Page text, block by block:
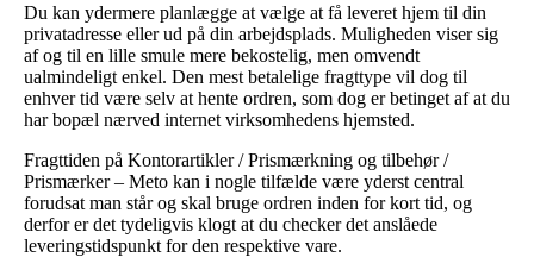
Du kan ydermere planlægge at vælge at få leveret hjem til din
privatadresse eller ud på din arbejdsplads. Muligheden viser sig
af og til en lille smule mere bekostelig, men omvendt
ualmindeligt enkel. Den mest betalelige fragttype vil dog til
enhver tid være selv at hente ordren, som dog er betinget af at du
har bopæl nærved internet virksomhedens hjemsted.
Fragttiden på Kontorartikler / Prismærkning og tilbehør /
Prismærker – Meto kan i nogle tilfælde være yderst central
forudsat man står og skal bruge ordren inden for kort tid, og
derfor er det tydeligvis klogt at du checker det anslåede
leveringstidspunkt for den respektive vare.